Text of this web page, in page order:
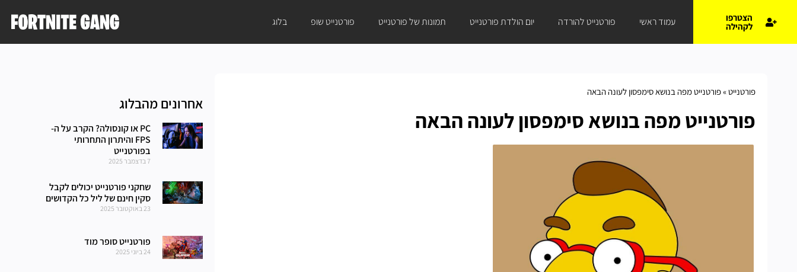
הצטרפו
לקהילה עמוד ראשי פורטנייט להורדה יום הולדת פורטנייט תמונות של פורטנייט פורטנייט שופ בלוג
פורטנייט»פורטנייט מפה בנושא סימפסון לעונה הבאה
פורטנייט מפה בנושא סימפסון לעונה הבאה
אחרונים מהבלוג
PC או קונסולה? הקרב על ה-
FPS והיתרון התחרותי
בפורטנייט
7 בדצמבר 2025
שחקני פורטנייט יכולים לקבל
סקין חינם של ליל כל הקדושים
23 באוקטובר 2025
פורטנייט סופר מוד
24 ביוני 2025